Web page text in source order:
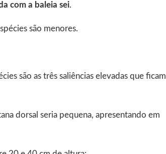
com a baleia sei.
são menores.
são as três saliências elevadas que ficam
dorsal seria pequena, apresentando em